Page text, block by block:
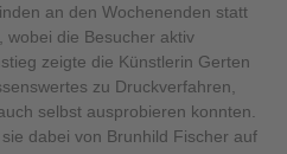
an den Wochenenden statt
wobei die Besucher aktiv
zeigte die Künstlerin Gerten
zu Druckverfahren,
selbst ausprobieren konnten.
dabei von Brunhild Fischer auf